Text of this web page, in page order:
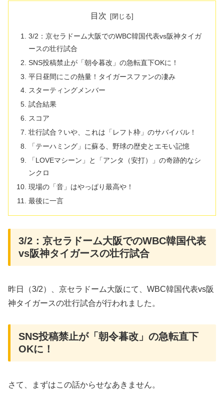
目次
3/2：京セラドーム大阪でのWBC韓国代表vs阪神タイガ
ースの壮行試合
SNS投稿禁止が「朝令暮改」の急転直下OKに！
平日昼間にこの熱量！タイガースファンの凄み
​スターティングメンバー
​試合結果
​スコア
​壮行試合？いや、これは「レフト枠」のサバイバル！
​「テーハミング」に蘇る、野球の歴史とエモい記憶
「​LOVEマシーン」と「アンタ（安打）」の奇跡的なシ
ンクロ
現場の「音」はやっぱり最高や！
​最後に一言
3/2：京セラドーム大阪でのWBC韓国代表
vs阪神タイガースの壮行試合
​昨日（3/2）、京セラドーム大阪にて、WBC韓国代表vs阪
神タイガースの壮行試合が行われました。
SNS投稿禁止が「朝令暮改」の急転直下
OKに！
さて、まずはこの話からせなあきません。